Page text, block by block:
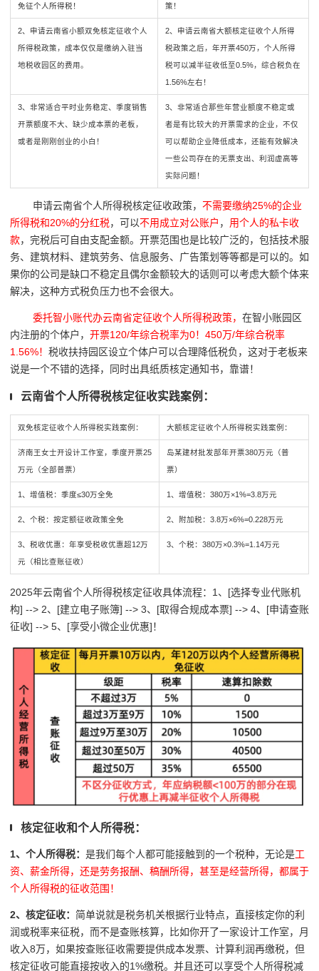
免征个人所得税！
策！
2、申请云南省小额双免核定征收个人
所得税政策，成本仅仅是缴纳入驻当
地税收园区的费用。
2、申请云南省大额核定征收个人所得
税政策之后，年开票450万，个人所得
税可以减半征收低至0.5%，综合税负在
1.56%左右！
3、非常适合平时业务稳定、季度销售
开票额度不大、缺少成本票的老板，
或者是刚刚创业的小白！
3、非常适合那些年营业额度不稳定或
者是有比较大的开票需求的企业，不仅
可以帮助企业降低成本，还能有效解决
一些公司存在的无票支出、利润虚高等
实际问题！
申请云南省个人所得税核定征收政策， 不需要缴纳25%的企业
所得税和20%的分红税，可以不用成立对公账户 ， 用个人的私卡收
款，完税后可自由支配金额。开票范围也是比较广泛的，包括技术服
务、建筑材料、建筑劳务、信息服务、广告策划等等都是可以的。如
果你的公司是缺口不稳定且偶尔金额较大的话则可以考虑大额个体来
解决，这种方式税负压力也不会很大。
委托智小账代办云南省定征收个人所得税政策， 在智小账园区
内注册的个体户， 开票120/年综合税率为0！450万/年综合税率
1.56%！ 税收扶持园区设立个体户可以合理降低税负，这对于老板来
说是一个不错的选择，同时出具纸质核定通知书，靠谱！
云南省个人所得税核定征收实践案例：
双免核定征收个人所得税实践案例： 大额核定征收个人所得税实践案例：
济南王女士开设计工作室，季度开票25
万元（全部普票）
岛某建材批发部年开票380万元（普
票）
1、增值税：季度≤30万全免 1、增值税：380万×1%=3.8万元
2、个税：按定额征收政策全免 2、附加税：3.8万×6%=0.228万元
3、 税收优惠 ：年享受税收优惠超12万
元（相比查账征收）
3、个税：380万×0.3%=1.14万元
2025年云南省个人所得税核定征收具体流程：1、[选择专业代账机
构] --> 2、[建立电子账簿] --> 3、[取得合规成本票] --> 4、 [申请查账
征收] --> 5、 [享受小微企业优惠]！
核定征收和个人所得税：
1、个人所得税： 是我们每个人都可能接触到的一个税种，无论是工
资、薪金所得，还是劳务报酬、稿酬所得，甚至是经营所得，都属于
个人所得税的征收范围！
2、核定征收： 简单说就是税务机关根据行业特点，直接核定你的利
润或税率来征税，而不是查账核算，比如你开了一家设计工作室，月
收入8万，如果按查账征收需要提供成本发票、计算利润再缴税，但
核定征收可能直接按收入的1%缴税。并且还可以享受个人所得税减